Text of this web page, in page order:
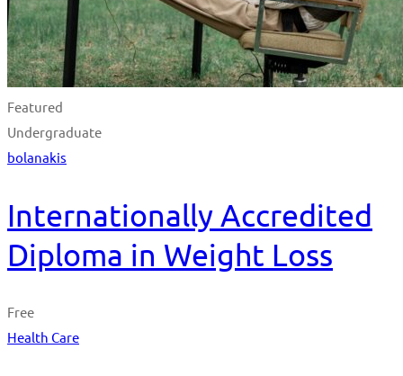
Featured
Undergraduate
bolanakis
Internationally Accredited
Diploma in Weight Loss
Free
Health Care